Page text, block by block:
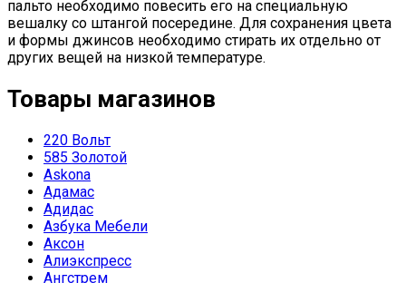
пальто необходимо повесить его на специальную
вешалку со штангой посередине. Для сохранения цвета
и формы джинсов необходимо стирать их отдельно от
других вещей на низкой температуре.
Товары магазинов
220 Вольт
585 Золотой
Askona
Адамас
Адидас
Азбука Мебели
Аксон
Алиэкспресс
Ангстрем